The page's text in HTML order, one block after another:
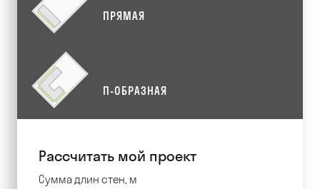
ПРЯМАЯ
П-ОБРАЗНАЯ
Рассчитать мой проект
Сумма длин стен, м